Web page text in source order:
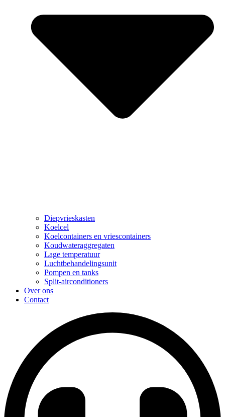
Diepvrieskasten
Koelcel
Koelcontainers en vriescontainers
Koudwateraggregaten
Lage temperatuur
Luchtbehandelingsunit
Pompen en tanks
Split-airconditioners
Over ons
Contact